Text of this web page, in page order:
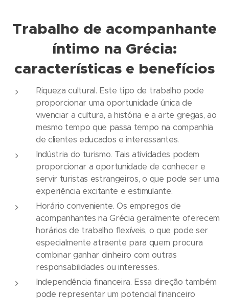
Trabalho de acompanhante
íntimo na Grécia:
características e benefícios
Riqueza cultural. Este tipo de trabalho pode
proporcionar uma oportunidade única de
vivenciar a cultura, a história e a arte gregas, ao
mesmo tempo que passa tempo na companhia
de clientes educados e interessantes.
Indústria do turismo. Tais atividades podem
proporcionar a oportunidade de conhecer e
servir turistas estrangeiros, o que pode ser uma
experiência excitante e estimulante.
Horário conveniente. Os empregos de
acompanhantes na Grécia geralmente oferecem
horários de trabalho flexíveis, o que pode ser
especialmente atraente para quem procura
combinar ganhar dinheiro com outras
responsabilidades ou interesses.
Independência financeira. Essa direção também
pode representar um potencial financeiro